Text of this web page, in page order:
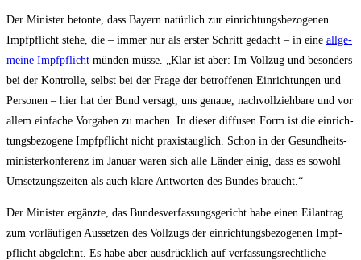
Der Minis­ter beton­te, dass Bay­ern natür­lich zur ein­rich­tungs­be­zo­ge­nen
Impf­pflicht ste­he, die – immer nur als ers­ter Schritt gedacht – in eine all­ge­
mei­ne Impf­pflicht mün­den müs­se. „Klar ist aber: Im Voll­zug und beson­ders
bei der Kon­trol­le, selbst bei der Fra­ge der betrof­fe­nen Ein­rich­tun­gen und
Per­so­nen – hier hat der Bund ver­sagt, uns genaue, nach­voll­zieh­ba­re und vor
allem ein­fa­che Vor­ga­ben zu machen. In die­ser dif­fu­sen Form ist die ein­rich­
tungs­be­zo­ge­ne Impf­pflicht nicht pra­xis­taug­lich. Schon in der Gesund­heits­
mi­nis­ter­kon­fe­renz im Janu­ar waren sich alle Län­der einig, dass es sowohl
Umset­zungs­zei­ten als auch kla­re Ant­wor­ten des Bun­des braucht.“
Der Minis­ter ergänz­te, das Bun­des­ver­fas­sungs­ge­richt habe einen Eil­an­trag
zum vor­läu­fi­gen Aus­set­zen des Voll­zugs der ein­rich­tungs­be­zo­ge­nen Impf­
pflicht abge­lehnt. Es habe aber aus­drück­lich auf ver­fas­sungs­recht­li­che